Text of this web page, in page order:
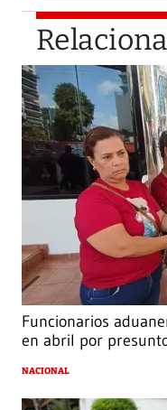
Funcionarios
en abril por
NACIONAL